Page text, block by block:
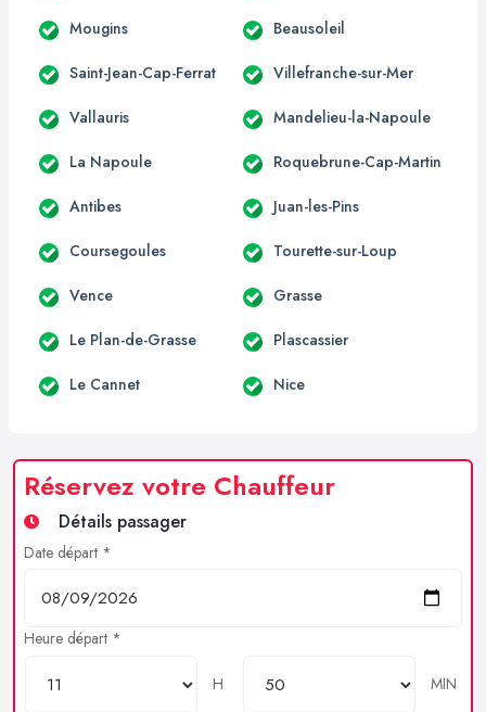
Mougins Beausoleil
Saint-Jean-Cap-Ferrat Villefranche-sur-Mer
Vallauris Mandelieu-la-Napoule
La Napoule Roquebrune-Cap-Martin
Antibes Juan-les-Pins
Coursegoules Tourette-sur-Loup
Vence Grasse
Le Plan-de-Grasse Plascassier
Le Cannet Nice
Réservez votre Chauffeur
Détails passager
Date départ *
Heure départ *
H
MIN